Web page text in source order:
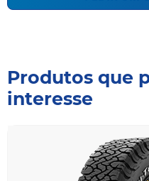
Produtos que
interesse